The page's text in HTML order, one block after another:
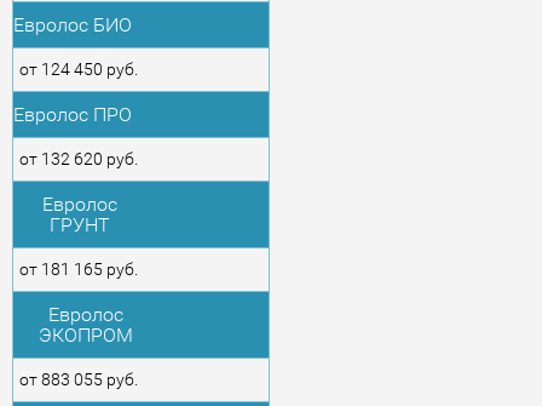
Евролос БИО
от 124 450 руб.
Евролос ПРО
от 132 620 руб.
Евролос
ГРУНТ
от 181 165 руб.
Евролос
ЭКОПРОМ
от 883 055 руб.